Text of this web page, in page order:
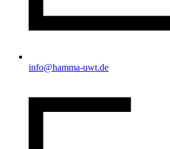
info@hamma-uwt.de